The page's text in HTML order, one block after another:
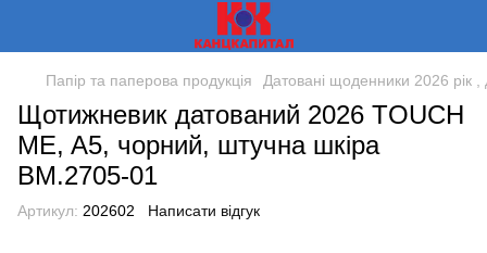
Папір та паперова продукція Датовані щоденники 2026 рік ,
Щотижневик датований 2026 TOUCH
ME, A5, чорний, штучна шкіра
BM.2705-01
Артикул: 202602 Написати відгук